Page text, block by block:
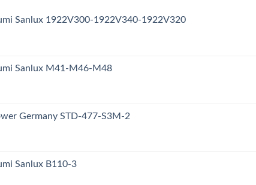
Sanlux 1922V300-1922V340-1922V320
Sanlux M41-M46-M48
Germany STD-477-S3M-2
Sanlux B110-3